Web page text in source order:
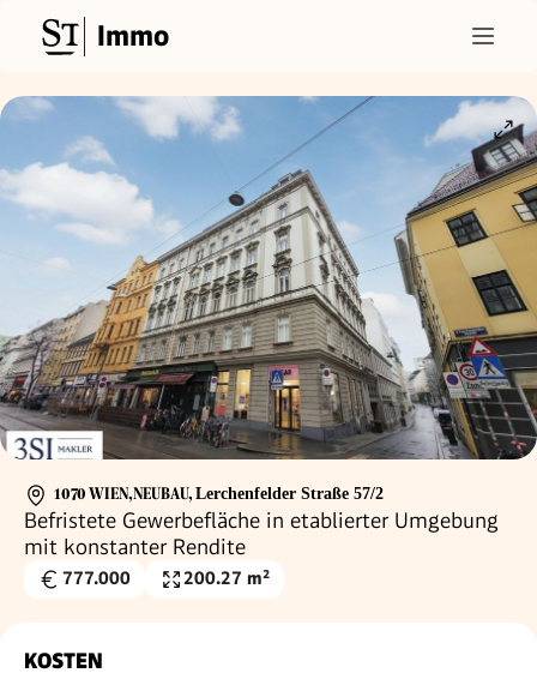
Immo
1070 WIEN,NEUBAU, Lerchenfelder Straße 57/2
Befristete Gewerbefläche in etablierter Umgebung
mit konstanter Rendite
Kaufpreis
777.000
Nutzfläche
200.27 m²
KOSTEN